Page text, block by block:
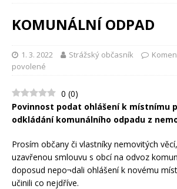
KOMUNÁLNÍ ODPAD
1. 3. 2022 Strážský občasník
povolené
0 (0)
Povinnost podat ohlášení k místnímu
odkládání komunálního odpadu z
Prosím občany či vlastníky nemovitých
uzavřenou smlouvu s obcí na odvoz
doposud nepo¬dali ohlášení k novému
učinili co nejdříve.